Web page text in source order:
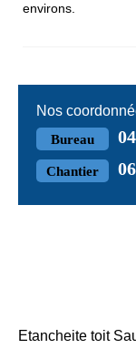
environs.
Nos
Bureau
Chantier
Etancheite toit